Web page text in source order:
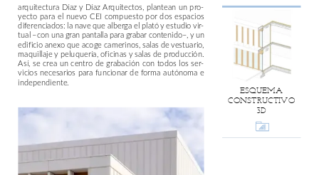
arquitectura Díaz y Díaz Arquitectos, plantean un pro-
yecto para el nuevo CEI compuesto por dos espacios
diferenciados: lanavequealbergaelplatóyestudiovir-
tual–conunagranpantallaparagrabarcontenido–,yun
edificioanexoqueacogecamerinos, salasdevestuario,
maquillajeypeluquería, oficinas ysalas de producción.
Así, se crea un centro de grabación con todos los ser-
vicios necesarios para funcionar de forma autónoma e
independiente.
ESQUEMA
CONSTRUCTIVO
3D